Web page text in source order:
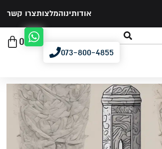
אודותינוהמלצותצרו קשר
073-800-4855
0